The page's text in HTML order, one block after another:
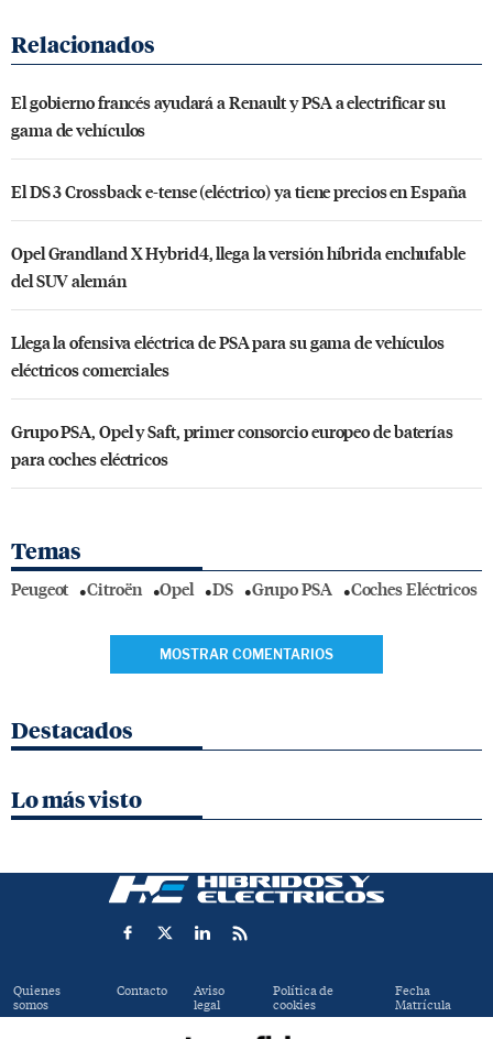
El gobierno francés ayudará a Renault y PSA a electrificar su
gama de vehículos
El DS 3 Crossback e-tense (eléctrico) ya tiene precios en España
Opel Grandland X Hybrid4, llega la versión híbrida enchufable
del SUV alemán
Llega la ofensiva eléctrica de PSA para su gama de vehículos
eléctricos comerciales
Grupo PSA, Opel y Saft, primer consorcio europeo de baterías
para coches eléctricos
Temas
Peugeot Citroën Opel DS Grupo PSA Coches Eléctricos
MOSTRAR COMENTARIOS
Destacados
Lo más visto
Quienes
somos
Contacto Aviso
legal
Política de
cookies
Fecha
Matrícula